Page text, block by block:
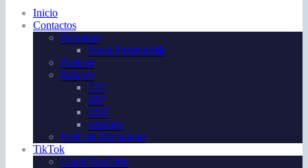
Inicio
Contactos
Premium
Penal Premium💲
Podcast
Enlaces
TSJ
MP
ENF
aepdaev
Polít. de Privacidad
TikTok
Canal YouTube